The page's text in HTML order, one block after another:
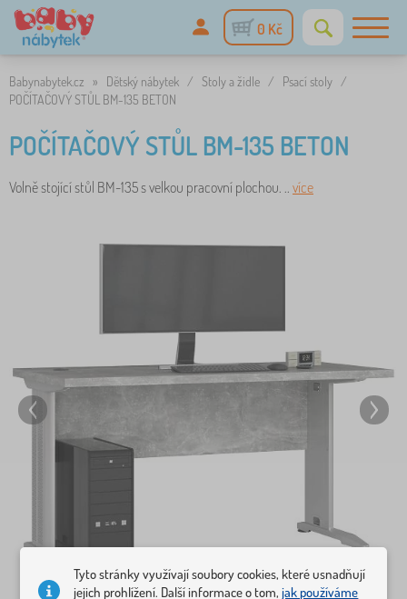
0 Kč
Babynabytek.cz » Dětský nábytek / Stoly a židle / Psací stoly /
POČÍTAČOVÝ STŮL BM-135 BETON
POČÍTAČOVÝ STŮL BM-135 BETON
Volně stojící stůl BM-135 s velkou pracovní plochou. .. více
Tyto stránky využívají soubory cookies, které usnadňují
jejich prohlížení. Další informace o tom,jak používáme